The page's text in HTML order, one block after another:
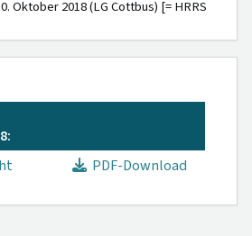
Oktober 2018 (LG Cottbus) [= HRRS
PDF-Download